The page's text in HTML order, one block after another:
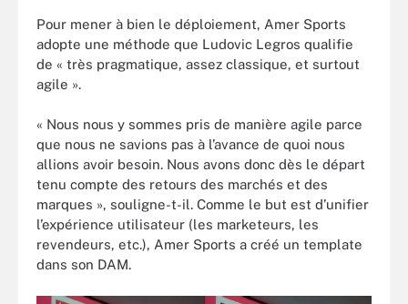
Pour mener à bien le déploiement, Amer Sports
adopte une méthode que Ludovic Legros qualifie
de « très pragmatique, assez classique, et surtout
agile ».
« Nous nous y sommes pris de manière agile parce
que nous ne savions pas à l’avance de quoi nous
allions avoir besoin. Nous avons donc dès le départ
tenu compte des retours des marchés et des
marques », souligne-t-il. Comme le but est d’unifier
l’expérience utilisateur (les marketeurs, les
revendeurs, etc.), Amer Sports a créé un template
dans son DAM.